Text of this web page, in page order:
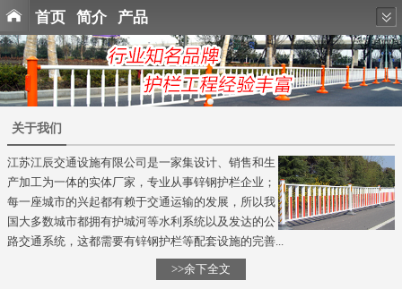
首页 简介 产品
关于我们
江苏江辰交通设施有限公司是一家集设计、销售和生
产加工为一体的实体厂家，专业从事锌钢护栏企业；
每一座城市的兴起都有赖于交通运输的发展，所以我
国大多数城市都拥有护城河等水利系统以及发达的公
路交通系统，这都需要有锌钢护栏等配套设施的完善...
>>余下全文